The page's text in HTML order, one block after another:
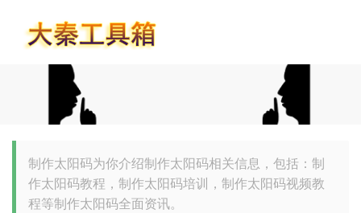
制作太阳码为你介绍制作太阳码相关信息，包括：制
作太阳码教程，制作太阳码培训，制作太阳码视频教
程等制作太阳码全面资讯。